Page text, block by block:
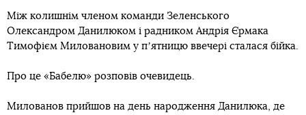
Між колишнім членом команди Зеленського
Олександром Данилюком і радником Андрія Єрмака
Тимофієм Миловановим у пʼятницю ввечері сталася бійка.
Про це «Бабелю» розповів очевидець.
Милованов прийшов на день народження Данилюка, де